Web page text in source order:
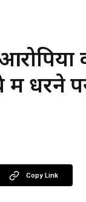
धरने
Copy Link